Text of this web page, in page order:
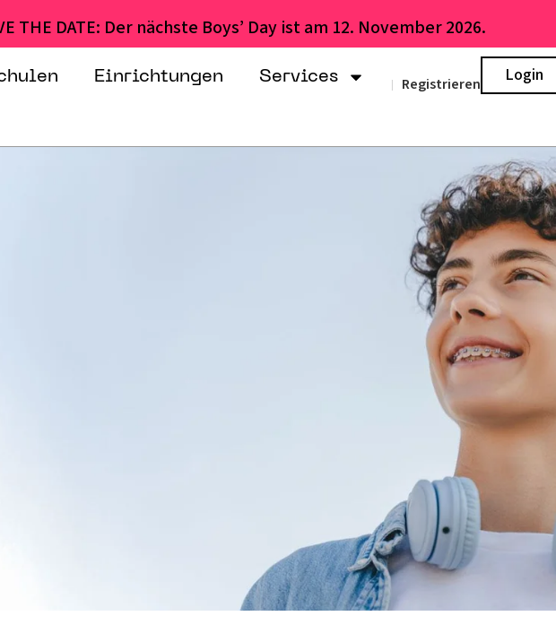
THE DATE: Der nächste Boys’ Day ist am 12. November 2026.
Einrichtungen Services | Registrieren Login